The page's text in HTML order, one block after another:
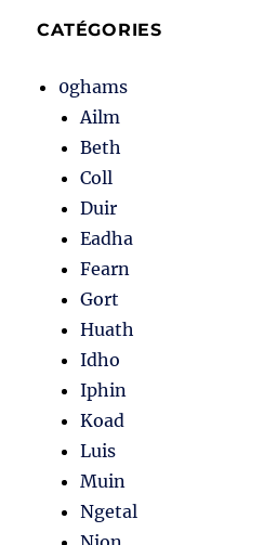
CATÉGORIES
0ghams
Ailm
Beth
Coll
Duir
Eadha
Fearn
Gort
Huath
Idho
Iphin
Koad
Luis
Muin
Ngetal